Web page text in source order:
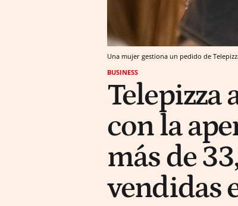
Una mujer gestiona un pedido de
BUSINESS
Telepizza
con la
más de
vendidas